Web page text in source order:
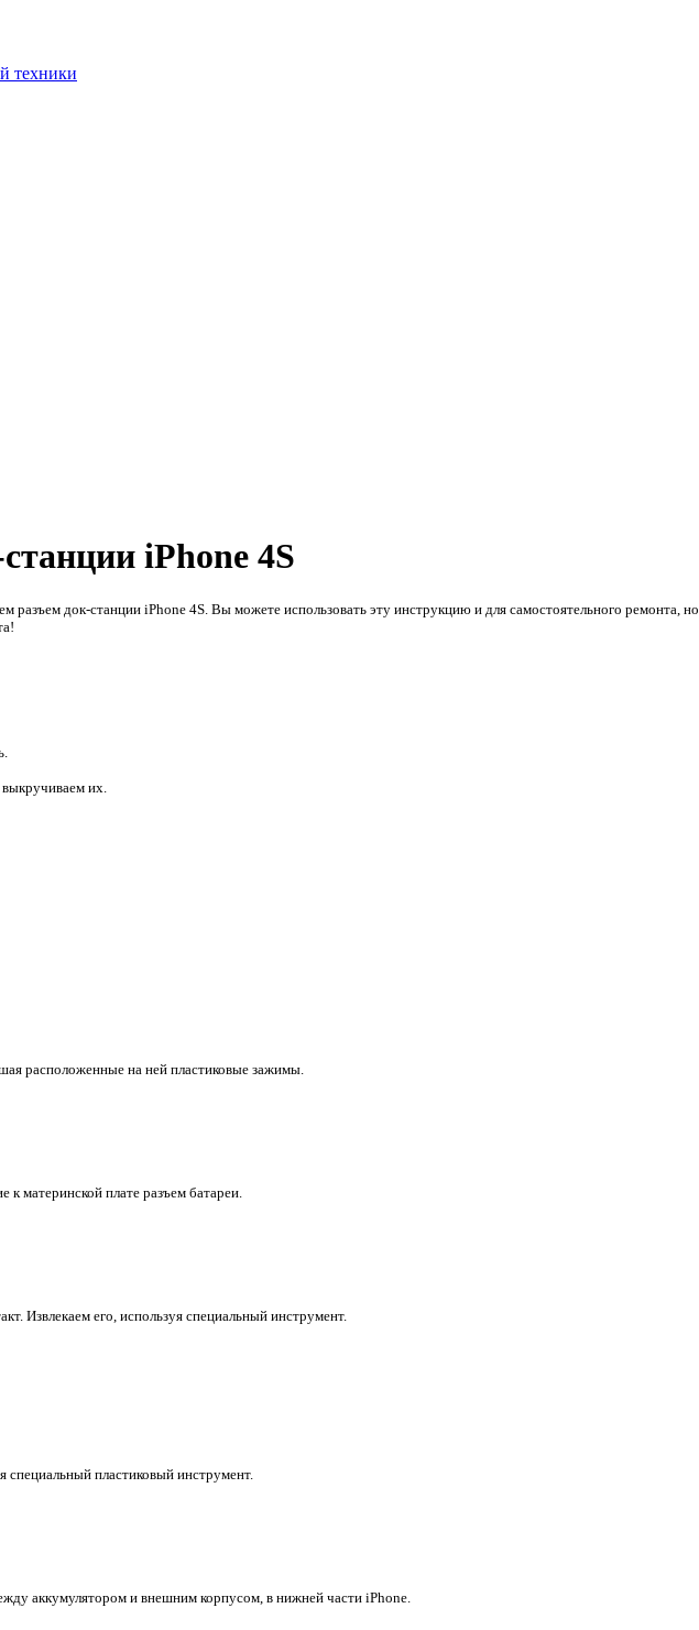
iPhone 4S
разъем док-станции iPhone 4S. Вы можете использовать эту инструкцию и для самостоятельного ремонта,
их.
расположенные на ней пластиковые зажимы.
материнской плате разъем батареи.
Извлекаем его, используя специальный инструмент.
специальный пластиковый инструмент.
аккумулятором и внешним корпусом, в нижней части iPhone.